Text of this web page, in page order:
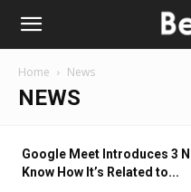
Home News
NEWS
Google Meet Introduces 3
Know How It’s Related to...